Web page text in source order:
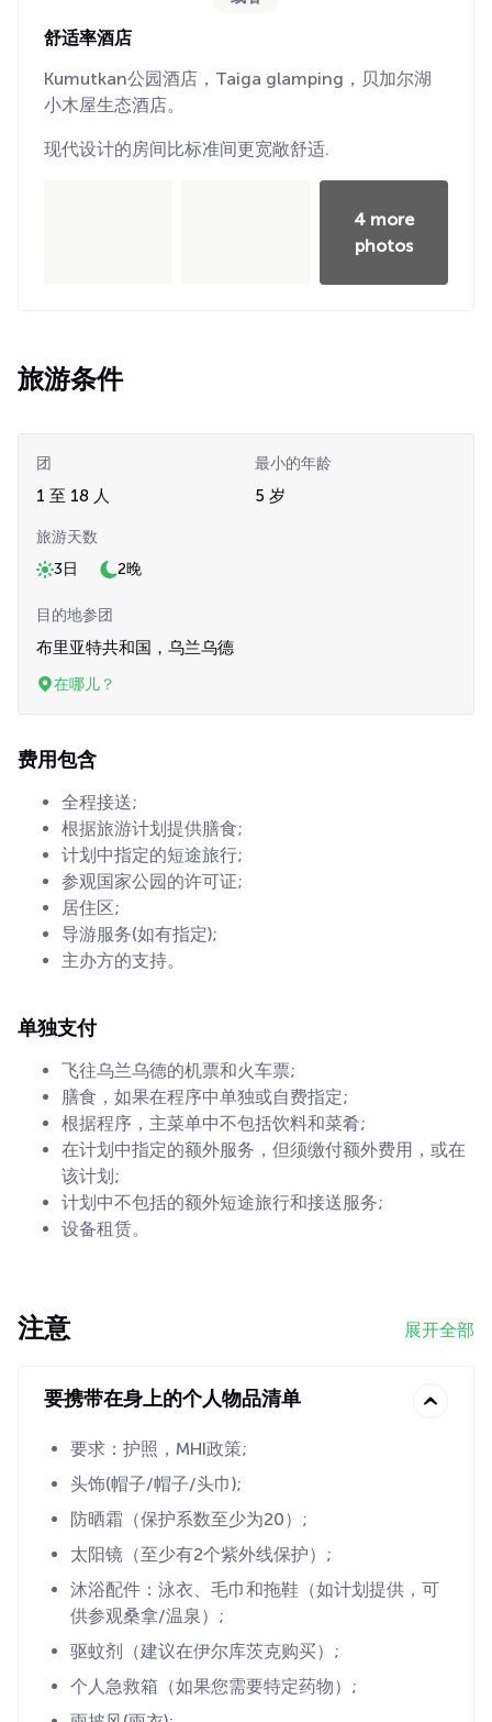
舒适率酒店
Kumutkan公园酒店，Taiga glamping，贝加尔湖
小木屋生态酒店。
现代设计的房间比标准间更宽敞舒适.
4 more
photos
旅游条件
团
1 至 18 人
最小的年龄
5 岁
旅游天数
3日
2晚
目的地参团
布里亚特共和国，乌兰乌德
在哪儿？
费用包含
全程接送;
根据旅游计划提供膳食;
计划中指定的短途旅行;
参观国家公园的许可证;
居住区;
导游服务(如有指定);
主办方的支持。
单独支付
飞往乌兰乌德的机票和火车票;
膳食，如果在程序中单独或自费指定;
根据程序，主菜单中不包括饮料和菜肴;
在计划中指定的额外服务，但须缴付额外费用，或在
该计划;
计划中不包括的额外短途旅行和接送服务;
设备租赁。
注意 展开全部
要携带在身上的个人物品清单
要求：护照，MHI政策;
头饰(帽子/帽子/头巾);
防晒霜（保护系数至少为20）;
太阳镜（至少有2个紫外线保护）;
沐浴配件：泳衣、毛巾和拖鞋（如计划提供，可
供参观桑拿/温泉）;
驱蚊剂（建议在伊尔库茨克购买）;
个人急救箱（如果您需要特定药物）;